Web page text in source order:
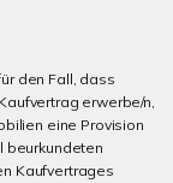
den Fall, dass
erwerbe/n,
eine Provision
beurkundeten
Kaufvertrages